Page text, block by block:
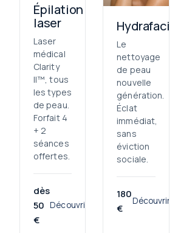
Épilation
laser
Laser
médical
Clarity
II™, tous
les types
de peau.
Forfait 4
+ 2
séances
offertes.
dès
50
€
Découvrir
Hydrafacial
Le
nettoyage
de peau
nouvelle
génération.
Éclat
immédiat,
sans
éviction
sociale.
180
€
Découvrir